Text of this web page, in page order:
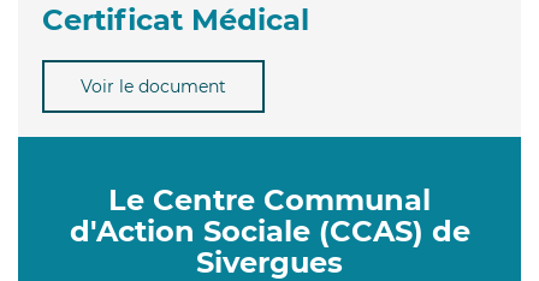
Certificat Médical
Voir le document
Le Centre Communal
d'Action Sociale (CCAS) de
Sivergues